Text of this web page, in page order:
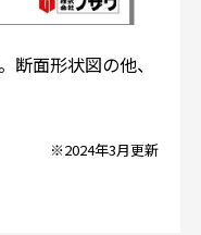
断面形状図の他、
※2024年3月更新